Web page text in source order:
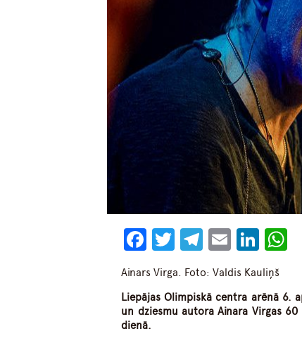
Facebook
Twitter
Telegram
Email
Ainars Virga. Foto: Valdis Kauliņš
Liepājas Olimpiskā centra arēnā 6.
un dziesmu autora Ainara Virgas
dienā.